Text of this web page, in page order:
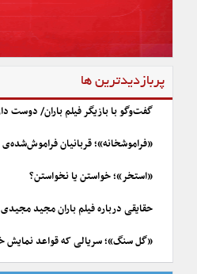
پربازدیدترین ها
گفت‌وگو با بازیگر فیلم باران/ دوست
«فراموشخانه»؛ قربانیان فراموش‌شده‌ی
«استخر»؛ خواستن یا نخواستن؟
حقایقی درباره فیلم باران مجید مجیدی
«گل سنگ»؛ سریالی که قواعد نمایش